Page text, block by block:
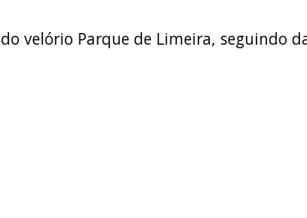
velório Parque de Limeira, seguindo